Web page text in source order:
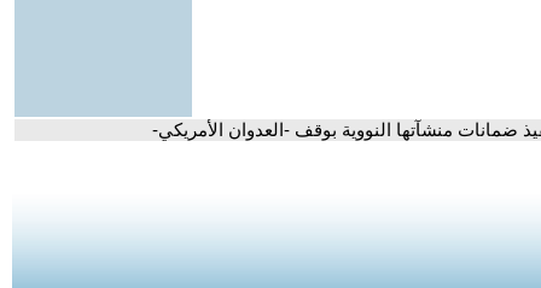
ضمانات منشآتها النووية بوقف -العدوان الأمريكي-